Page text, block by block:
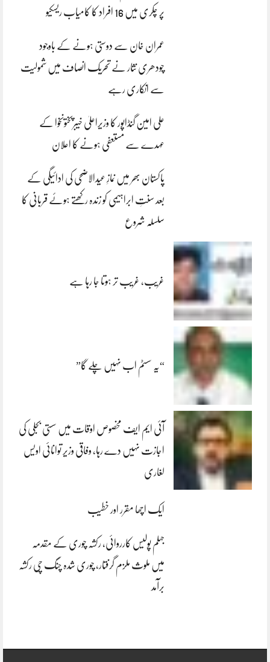
پر چکری میں 16 افراد کا کامیاب ریسکیو
عمران خان سے دوستی ہونے کے باوجود
چودھری نثار نے تحریک انصاف میں شمولیت
سے انکاری رہے
علی امین گنڈاپور کا وزیراعلیٰ خیبرپختونخوا کے
عہدے سے مستعفی ہونے کا اعلان
پاکستان بھر میں نمازِ عیدالاضحی کی ادائیگی کے
بعد سنتِ ابراہیمی کو زندہ رکھتے ہوئے قربانی کا
سلسلہ شروع
غریب، غریب تر ہوتا جا رہا ہے
“یہ سسٹم اب نہیں چلے گا”
آئی ایم ایف مخصوص اوقات میں سستی بجلی کی
اجازت نہیں دے رہا، وفاقی وزیر توانائی اویس
لغاری
ایک اچھا مقرر اور خطیب
جہلم پولیس کارروائی، رکشہ چوری کے مقدمہ
میں ملوث ملزم گرفتار، چوری شدہ چنگ چی رکشہ
برآمد